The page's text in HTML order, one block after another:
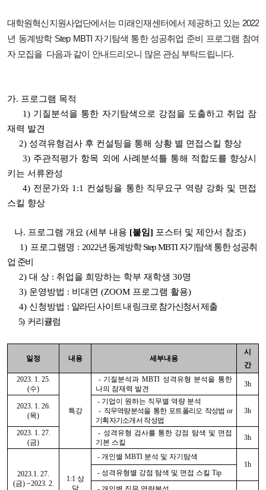
대학원혁신지원사업단에서는 미래인재센터에서 제공하고 있는 2022
년 동계방학 Step MBTI 자기탐색 통한 성공취업 준비 프로그램 참여
자 모집을 다음과 같이 안내드리오니 많은 관심 부탁드립니다.
가. 프로그램 목적
1) 기질분석을 통한 자기탐색으로 강점을 도출하고 취업 잠
재력 발견
2) 성격유형검사 후 컨설팅을 통해 상황 별 면접스킬 향상
3) 주관적평가 항목 외에 사례분석틀 통해 적합도를 향상시
키는 서류완성
4) 전문가와 1:1 컨설팅을 통한 직무요구 역량 강화 및 면접
스킬 향상
나. 프로그램 개요 (세부 내용 [붙임] 포스터 및 제안서 참조)
1) 프로그램명 :2022년 동계방학 Step MBTI 자기탐색 통한 성공취
업 준비
2) 대 상 : 취업을 희망하는 학부 재학생 30명
3) 운영방법 : 비대면 (ZOOM 프로그램 활용)
4) 신청방법 : 알라딘 사이트 내 링크로 참가신청서 제출
5) 커리큘럼
일정 내용 세부내용
시
간
2023. 1. 25.
(수)
특강
- 기질분석과 MBTI 성격유형 분석을 통한
나의 잠재력 발견
3h
2023. 1. 26.
(목)
- 기업이 원하는 직무별 역량 분석
- 직무역량분석을 통한 포트폴리오 작성법 or
기획자기소개서 작성법
3h
2023. 1. 27.
(금)
- 성격유형 검사를 통한 강점 탐색 및 면접
기본 스킬
3h
2023.1. 27.
(금) ~2023. 2.
1:1 상
- 개인별 MBTI 분석 및 자기탐색
1h
- 성격유형별 강점 탐색 및 면접 스킬 Tip